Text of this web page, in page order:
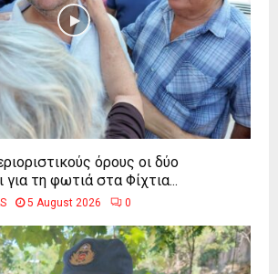
όρους οι δύο
για τη φωτιά στα Φίχτια...
5 August 2026 0